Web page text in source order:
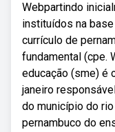
Webpartindo
instituídos na
currículo de
fundamental (cpe.
educação (sme) é
janeiro
do município do
pernambuco do